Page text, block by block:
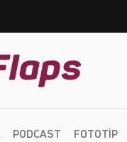
PODCAST FOTOTIP